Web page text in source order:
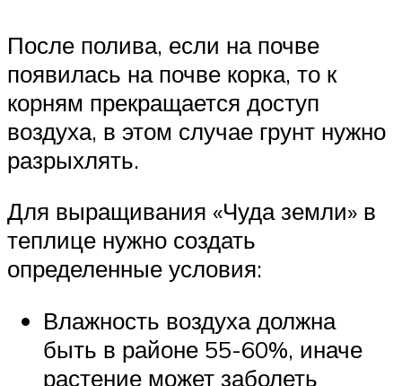
После полива, если на почве
появилась на почве корка, то к
корням прекращается доступ
воздуха, в этом случае грунт нужно
разрыхлять.
Для выращивания «Чуда земли» в
теплице нужно создать
определенные условия:
Влажность воздуха должна
быть в районе 55-60%, иначе
растение может заболеть